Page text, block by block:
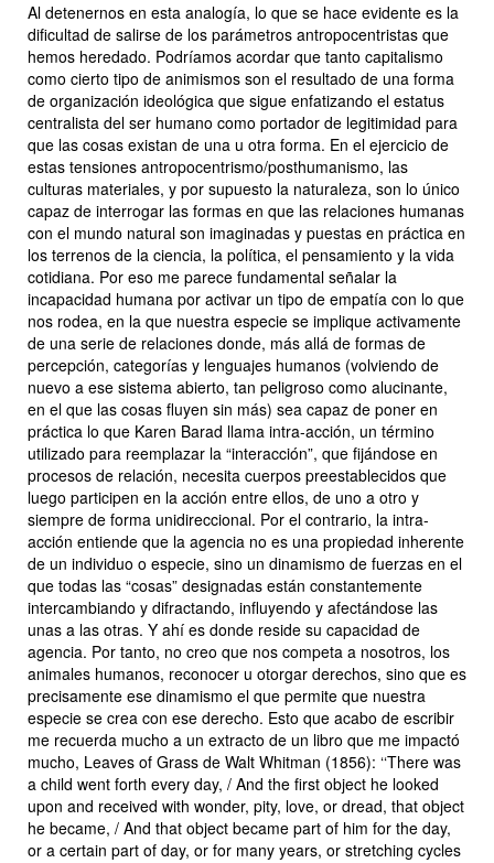
Al detenernos en esta analogía, lo que se hace evidente es la
dificultad de salirse de los parámetros antropocentristas que
hemos heredado. Podríamos acordar que tanto capitalismo
como cierto tipo de animismos son el resultado de una forma
de organización ideológica que sigue enfatizando el estatus
centralista del ser humano como portador de legitimidad para
que las cosas existan de una u otra forma. En el ejercicio de
estas tensiones antropocentrismo/posthumanismo, las
culturas materiales, y por supuesto la naturaleza, son lo único
capaz de interrogar las formas en que las relaciones humanas
con el mundo natural son imaginadas y puestas en práctica en
los terrenos de la ciencia, la política, el pensamiento y la vida
cotidiana. Por eso me parece fundamental señalar la
incapacidad humana por activar un tipo de empatía con lo que
nos rodea, en la que nuestra especie se implique activamente
de una serie de relaciones donde, más allá de formas de
percepción, categorías y lenguajes humanos (volviendo de
nuevo a ese sistema abierto, tan peligroso como alucinante,
en el que las cosas fluyen sin más) sea capaz de poner en
práctica lo que Karen Barad llama intra-acción, un término
utilizado para reemplazar la “interacción”, que fijándose en
procesos de relación, necesita cuerpos preestablecidos que
luego participen en la acción entre ellos, de uno a otro y
siempre de forma unidireccional. Por el contrario, la intra-
acción entiende que la agencia no es una propiedad inherente
de un individuo o especie, sino un dinamismo de fuerzas en el
que todas las “cosas” designadas están constantemente
intercambiando y difractando, influyendo y afectándose las
unas a las otras. Y ahí es donde reside su capacidad de
agencia. Por tanto, no creo que nos competa a nosotros, los
animales humanos, reconocer u otorgar derechos, sino que es
precisamente ese dinamismo el que permite que nuestra
especie se crea con ese derecho. Esto que acabo de escribir
me recuerda mucho a un extracto de un libro que me impactó
mucho, Leaves of Grass de Walt Whitman (1856): ‘‘There was
a child went forth every day, / And the first object he looked
upon and received with wonder, pity, love, or dread, that object
he became, / And that object became part of him for the day,
or a certain part of day, or for many years, or stretching cycles